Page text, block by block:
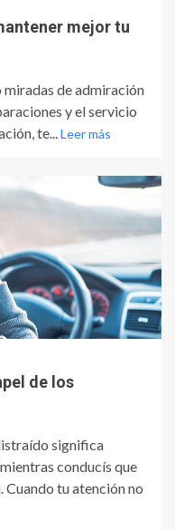
mejor tu
miradas de admiración
y el servicio
te...Leer más
de los
significa
conducís que
Cuando tu atención no